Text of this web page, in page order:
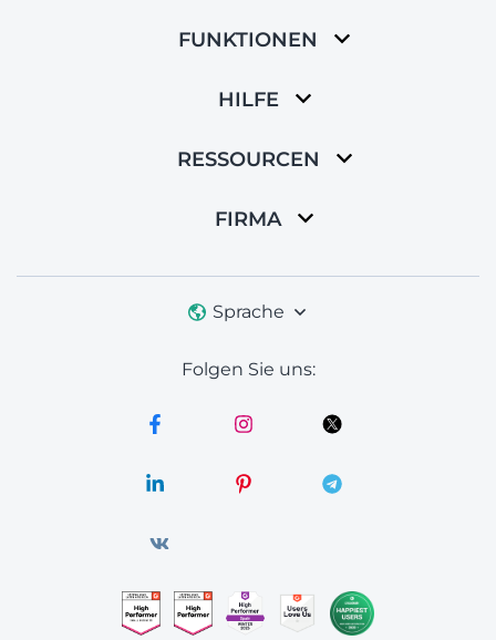
FUNKTIONEN
HILFE
RESSOURCEN
FIRMA
Sprache
Folgen Sie uns: